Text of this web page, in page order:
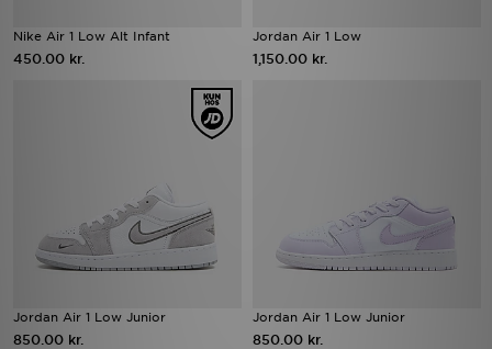
Nike Air 1 Low Alt Infant
450.00 kr.
Jordan Air 1 Low
1,150.00 kr.
Jordan Air 1 Low Junior
850.00 kr.
Jordan Air 1 Low Junior
850.00 kr.